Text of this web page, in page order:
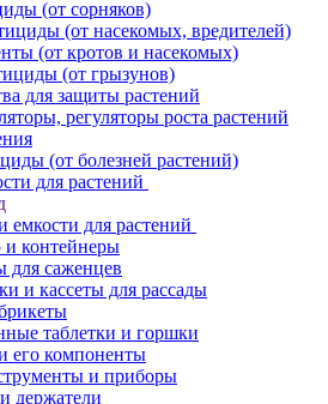
(от сорняков)
(от насекомых, вредителей)
(от кротов и насекомых)
(от грызунов)
для защиты растений
регуляторы роста растений
(от болезней растений)
для растений
емкости для растений
контейнеры
для саженцев
и кассеты для рассады
таблетки и горшки
его компоненты
и приборы
держатели